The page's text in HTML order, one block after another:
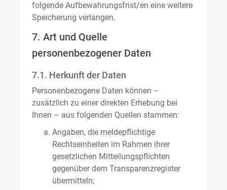
folgende Aufbewahrungsfrist/en eine weitere
Speicherung verlangen.
7. Art und Quelle
personenbezogener Daten
7.1. Herkunft der Daten
Personenbezogene Daten können –
zusätzlich zu einer direkten Erhebung bei
Ihnen – aus folgenden Quellen stammen:
Angaben, die meldepflichtige
Rechtseinheiten im Rahmen ihrer
gesetzlichen Mitteilungspflichten
gegenüber dem Transparenzregister
übermitteln;